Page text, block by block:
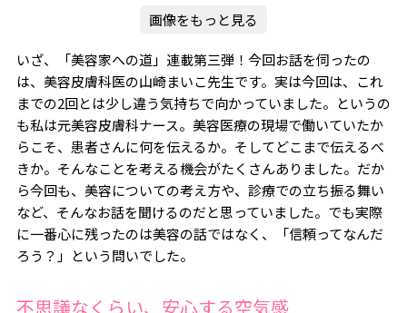
画像をもっと見る
いざ、「美容家への道」連載第三弾！今回お話を伺ったの
は、美容皮膚科医の山崎まいこ先生です。実は今回は、これ
までの2回とは少し違う気持ちで向かっていました。というの
も私は元美容皮膚科ナース。美容医療の現場で働いていたか
らこそ、患者さんに何を伝えるか。そしてどこまで伝えるべ
きか。そんなことを考える機会がたくさんありました。だか
ら今回も、美容についての考え方や、診療での立ち振る舞い
など、そんなお話を聞けるのだと思っていました。でも実際
に一番心に残ったのは美容の話ではなく、「信頼ってなんだ
ろう？」という問いでした。
不思議なくらい、安心する空気感